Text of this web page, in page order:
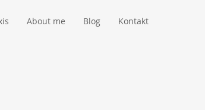
About me Blog Kontakt